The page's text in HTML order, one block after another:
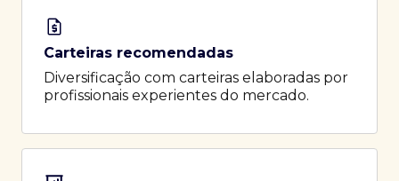
Carteiras recomendadas
Diversificação com carteiras elaboradas por
profissionais experientes do mercado.